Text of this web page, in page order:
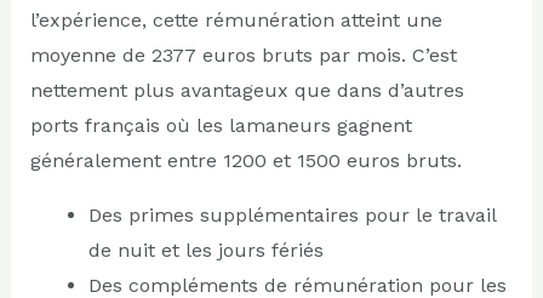
l’expérience, cette rémunération atteint une
moyenne de 2377 euros bruts par mois. C’est
nettement plus avantageux que dans d’autres
ports français où les lamaneurs gagnent
généralement entre 1200 et 1500 euros bruts.
Des primes supplémentaires pour le travail
de nuit et les jours fériés
Des compléments de rémunération pour les